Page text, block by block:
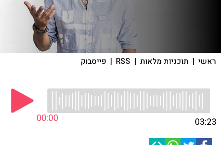
ראשי | תוכניות מלאות |
RSS
| פייסבוק
00:00 03:23